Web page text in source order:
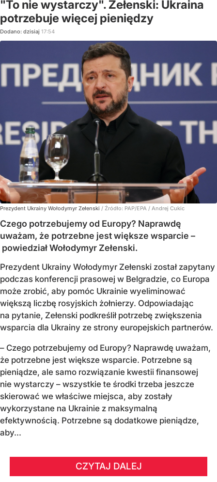
"To nie wystarczy". Zełenski: Ukraina
potrzebuje więcej pieniędzy
Dodano: dzisiaj 17:54
Prezydent Ukrainy Wołodymyr Zełenski / Źródło: PAP/EPA / Andrej Cukic
Czego potrzebujemy od Europy? Naprawdę
uważam, że potrzebne jest większe wsparcie –
powiedział Wołodymyr Zełenski.
Prezydent Ukrainy Wołodymyr Zełenski został zapytany
podczas konferencji prasowej w Belgradzie, co Europa
może zrobić, aby pomóc Ukrainie wyeliminować
większą liczbę rosyjskich żołnierzy. Odpowiadając
na pytanie, Zełenski podkreślił potrzebę zwiększenia
wsparcia dla Ukrainy ze strony europejskich partnerów.
– Czego potrzebujemy od Europy? Naprawdę uważam,
że potrzebne jest większe wsparcie. Potrzebne są
pieniądze, ale samo rozwiązanie kwestii finansowej
nie wystarczy – wszystkie te środki trzeba jeszcze
skierować we właściwe miejsca, aby zostały
wykorzystane na Ukrainie z maksymalną
efektywnością. Potrzebne są dodatkowe pieniądze,
aby...
CZYTAJ DALEJ